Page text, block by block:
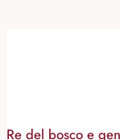
Re del bosco e